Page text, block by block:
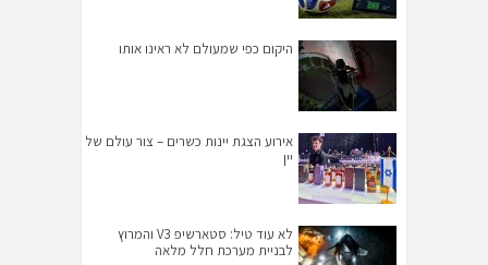
היקום כפי שמעולם לא ראינו אותו
אירוע הצגת יינות כשרים – צור עולם של
יין
לא עוד טיל: סטארשיפ V3 והמרוץ
לבניית מערכת חלל מלאה